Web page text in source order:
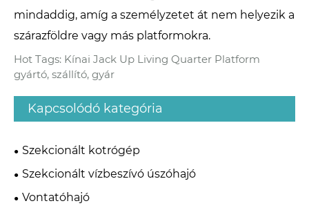
mindaddig, amíg a személyzetet át nem helyezik a
szárazföldre vagy más platformokra.
Hot Tags: Kínai Jack Up Living Quarter Platform
gyártó, szállító, gyár
Kapcsolódó kategória
Szekcionált kotrógép
Szekcionált vízbeszívó úszóhajó
Vontatóhajó